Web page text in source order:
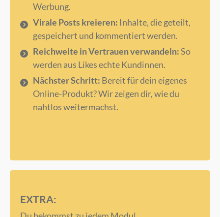
Werbung.
Virale Posts kreieren: Inhalte, die geteilt,
gespeichert und kommentiert werden.
Reichweite in Vertrauen verwandeln:So
werden aus Likes echte Kundinnen.
Nächster Schritt: Bereit für dein eigenes
Online-Produkt? Wir zeigen dir, wie du
nahtlos weitermachst.
EXTRA: